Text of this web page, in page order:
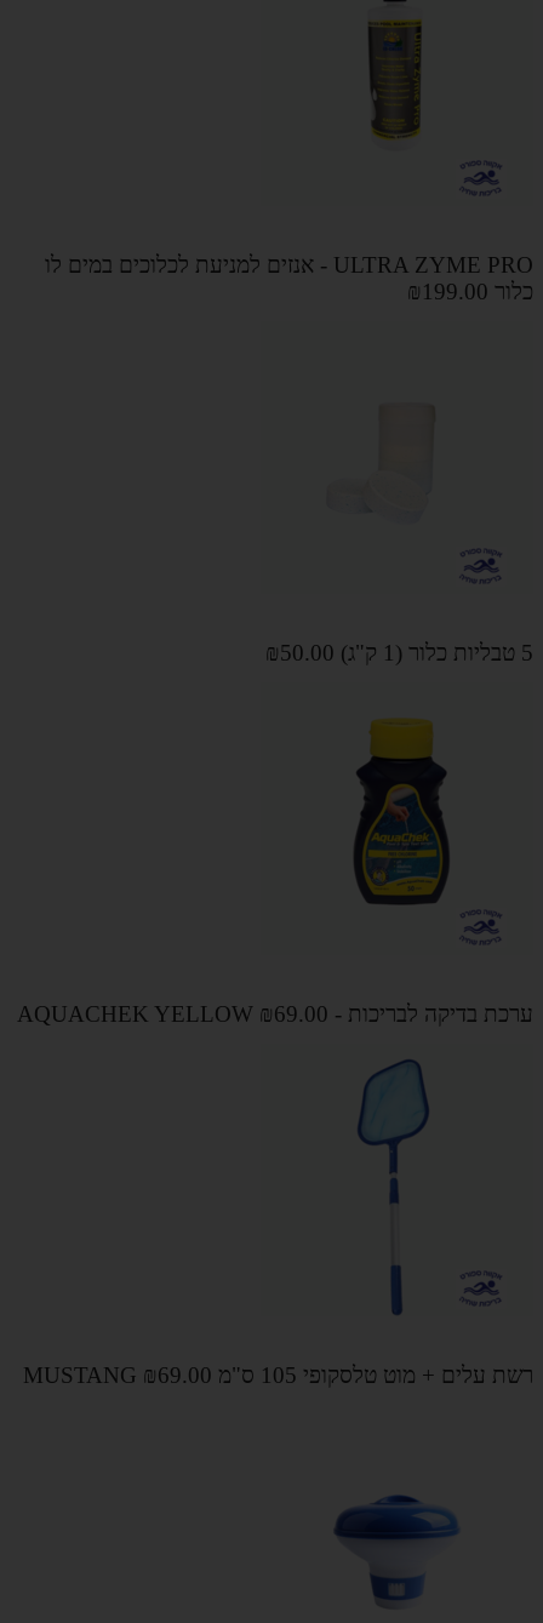
ULTRA ZYME PRO - אנזים למניעת לכלוכים במים לו
כלור ₪199.00
5 טבליות כלור (1 ק"ג) ₪50.00
ערכת בדיקה לבריכות - AQUACHEK YELLOW ₪69.00
רשת עלים + מוט טלסקופי 105 ס"מ MUSTANG ₪69.00